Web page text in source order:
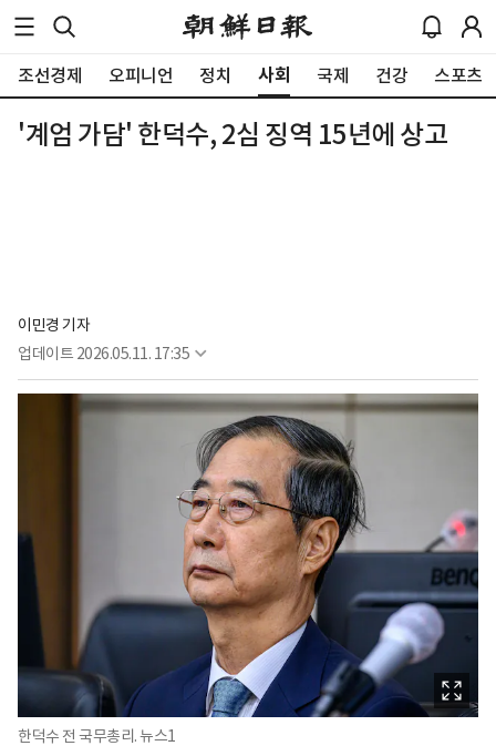
조선경제 오피니언 정치 사회 국제 건강 스포츠
'계엄 가담' 한덕수, 2심 징역 15년에 상고
이민경 기자
업데이트 2026.05.11. 17:35
한덕수 전 국무총리. 뉴스1